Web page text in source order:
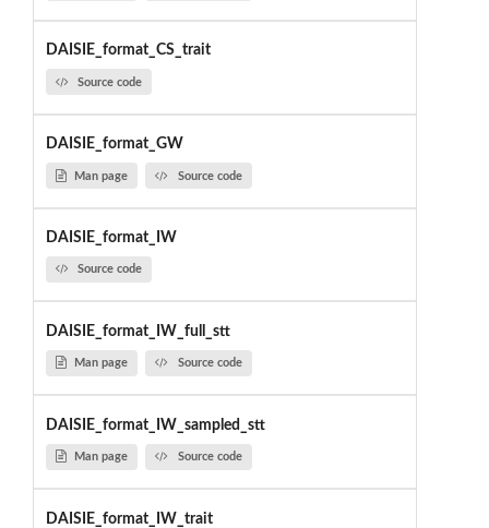
DAISIE_format_CS_trait
Source code
DAISIE_format_GW
Man page Source code
DAISIE_format_IW
Source code
DAISIE_format_IW_full_stt
Man page Source code
DAISIE_format_IW_sampled_stt
Man page Source code
DAISIE_format_IW_trait